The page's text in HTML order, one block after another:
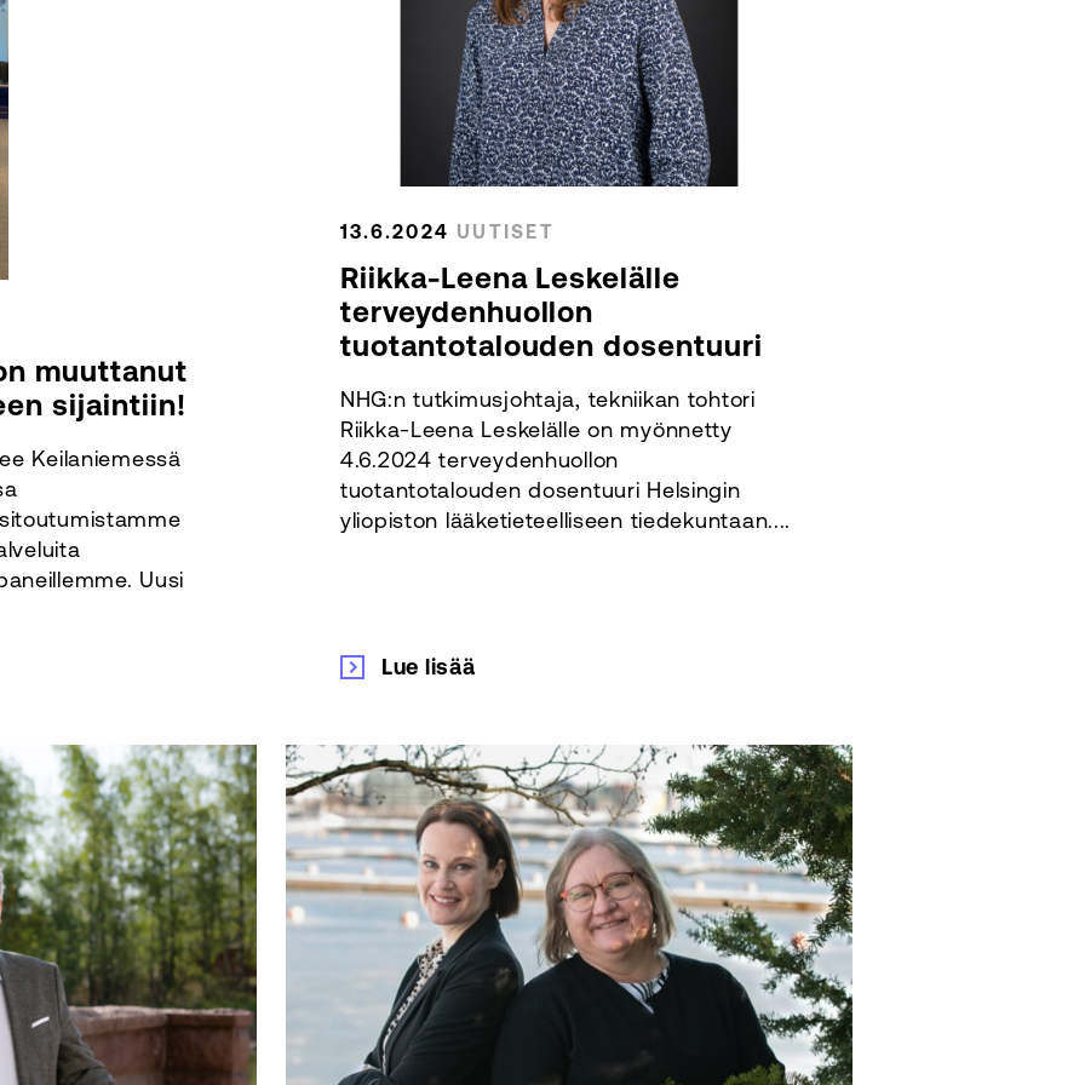
muuttanut
sijaintiin!
Keilaniemessä
Uusi
13.6.2024 UUTISET
Riikka-Leena Leskelälle
terveydenhuollon
tuotantotalouden dosentuuri
NHG:n tutkimusjohtaja, tekniikan tohtori
Riikka-Leena Leskelälle on myönnetty
4.6.2024 terveydenhuollon
tuotantotalouden dosentuuri Helsingin
yliopiston lääketieteelliseen tiedekuntaan....
Lue lisää